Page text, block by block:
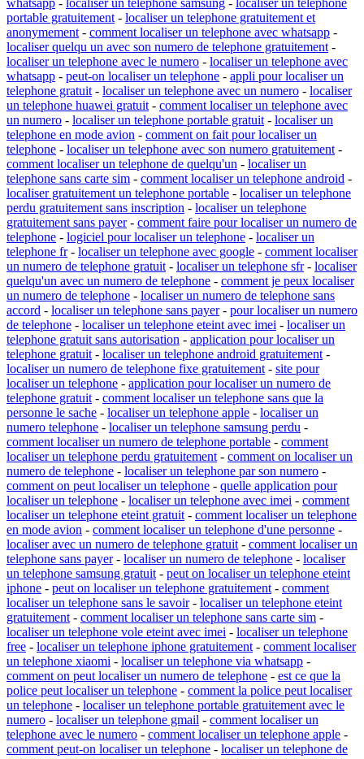
portable gratuitement - localiser un telephone gratuitement et
anonymement - comment localiser un telephone avec whatsapp -
localiser quelqu un avec son numero de telephone gratuitement -
localiser un telephone avec le numero - localiser un telephone avec
whatsapp - peut-on localiser un telephone - appli pour localiser un
telephone gratuit - localiser un telephone avec un numero - localiser
un telephone huawei gratuit - comment localiser un telephone avec
un numero - localiser un telephone portable gratuit - localiser un
telephone en mode avion - comment on fait pour localiser un
telephone - localiser un telephone avec son numero gratuitement -
comment localiser un telephone de quelqu'un - localiser un
telephone sans carte sim - comment localiser un telephone android -
localiser gratuitement un telephone portable - localiser un telephone
perdu gratuitement sans inscription - localiser un telephone
gratuitement sans payer- comment faire pour localiser un numero de
telephone - logiciel pour localiser un telephone - localiser un
telephone fr- localiser un telephone avec google - comment localiser
un numero de telephone gratuit - localiser un telephone sfr- localiser
quelqu'un avec un numero de telephone - comment je peux localiser
un numero de telephone - localiser un numero de telephone sans
accord - localiser un telephone sans payer- pour localiser un numero
de telephone - localiser un telephone eteint avec imei - localiser un
telephone gratuit sans autorisation - application pour localiser un
telephone gratuit - localiser un telephone android gratuitement -
localiser un numero de telephone fixe gratuitement - site pour
localiser un telephone - application pour localiser un numero de
telephone gratuit - comment localiser un telephone sans que la
personne le sache - localiser un telephone apple - localiser un
numero telephone - localiser un telephone samsung perdu -
comment localiser un numero de telephone portable - comment
localiser un telephone perdu gratuitement - comment on localiser un
numero de telephone - localiser un telephone par son numero -
comment on peut localiser un telephone - quelle application pour
localiser un telephone - localiser un telephone avec imei - comment
localiser un telephone eteint gratuit - comment localiser un telephone
en mode avion - comment localiser un telephone d'une personne -
localiser avec un numero de telephone gratuit - comment localiser un
telephone sans payer- localiser un numero de telephone - localiser
un telephone samsung gratuit - peut on localiser un telephone eteint
iphone - peut on localiser un telephone gratuitement - comment
localiser un telephone sans le savoir- localiser un telephone eteint
gratuitement - comment localiser un telephone sans carte sim -
localiser un telephone vole eteint avec imei - localiser un telephone
free - localiser un telephone iphone gratuitement - comment localiser
un telephone xiaomi - localiser un telephone via whatsapp -
comment on peut localiser un numero de telephone - est ce que la
police peut localiser un telephone - comment la police peut localiser
un telephone - localiser un telephone portable gratuitement avec le
numero - localiser un telephone gmail - comment localiser un
telephone avec le numero - comment localiser un telephone apple -
comment peut-on localiser un telephone - localiser un telephone de